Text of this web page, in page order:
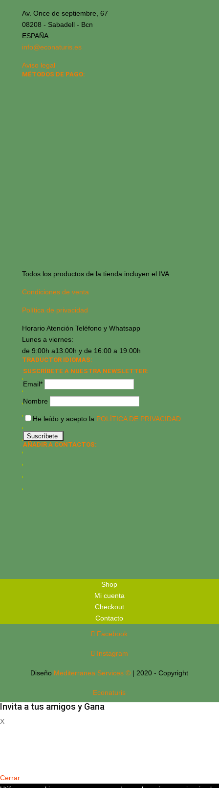
Av. Once de septiembre, 67
08208 - Sabadell - Bcn
ESPAÑA
info@econaturis.es
Aviso legal
MÉTODOS DE PAGO:
Todos los productos de la tienda incluyen el IVA
Condiciones de venta
Política de privacidad
Horario Atención Teléfono y Whatsapp
Lunes a viernes:
de 9:00h a13:00h y de 16:00 a 19:00h
TRADUCTOR IDIOMAS:
SUSCRÍBETE A NUESTRA NEWSLETTER:
Email*
Nombre
He leído y acepto la POLÍTICA DE PRIVACIDAD
AÑADIR A CONTACTOS:
Shop
Mi cuenta
Checkout
Contacto
Facebook
Instagram
Diseño Mediterranea Services © | 2020 - Copyright
Econaturis
Invita a tus amigos y Gana
X
Cerrar